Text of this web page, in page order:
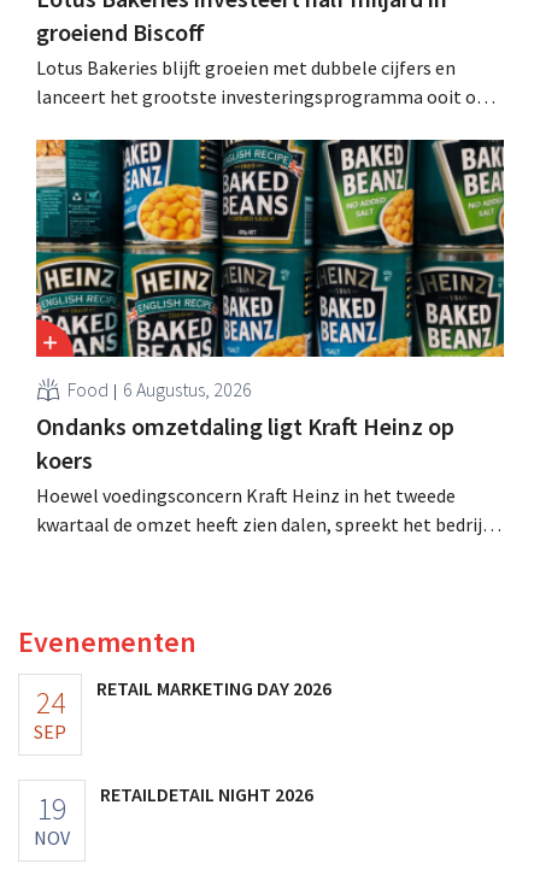
groeiend Biscoff
Lotus Bakeries blijft groeien met dubbele cijfers en
lanceert het grootste investeringsprogramma ooit om
moeten dit momentum grijpen”.
Food 6 Augustus, 2026
Ondanks omzetdaling ligt Kraft Heinz op
koers
Hoewel voedingsconcern Kraft Heinz in het tweede
kwartaal de omzet heeft zien dalen, spreekt het bedrijf
Evenementen
24
SEP
RETAIL MARKETING DAY 2026
19
NOV
RETAILDETAIL NIGHT 2026